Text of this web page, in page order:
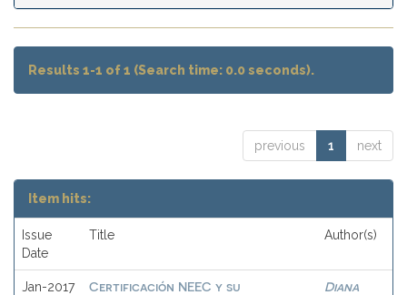
Results 1-1 of 1 (Search time: 0.0 seconds).
previous 1 next
Item hits:
Issue
Date
Title Author(s)
Jan-2017
Certificación NEEC y su
Diana